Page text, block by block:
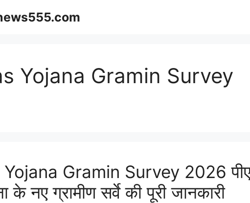
Yojana Gramin Survey
Gramin Survey 2026
के नए ग्रामीण सर्वे की पूरी जानकारी